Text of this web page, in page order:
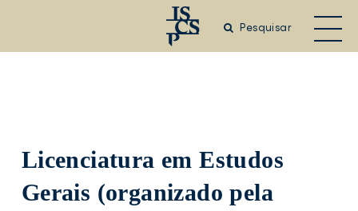
Pesquisar
Licenciatura em Estudos
Gerais (organizado pela